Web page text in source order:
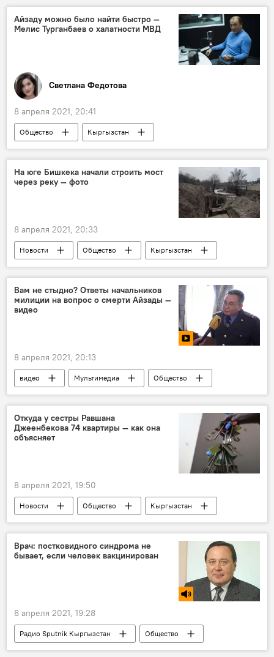
Абу-Даби
авиарейс
Айзаду можно было найти быстро —
Мелис Турганбаев о халатности МВД
Светлана Федотова
8 апреля 2021, 20:41
Общество
Кыргызстан
Происшествия
Похищение и убийство девушки в Бишкеке
преступление
На юге Бишкека начали строить мост
через реку — фото
8 апреля 2021, 20:33
Новости Общество
Кыргызстан
Бишкек
строительство мост
Вам не стыдно? Ответы начальников
милиции на вопрос о смерти Айзады —
видео
8 апреля 2021, 20:13
видео Мультимедиа
Общество
Кыргызстан
Похищение и убийство девушки в Бишкеке
Бакыт Матмусаев
Айзада Канатбекова
Откуда у сестры Равшана
Джеенбекова 74 квартиры — как она
объясняет
8 апреля 2021, 19:50
Новости Общество
Кыргызстан
Бишкек
суд
имущество
Врач: постковидного синдрома не
бывает, если человек вакцинирован
8 апреля 2021, 19:28
Радио Sputnik Кыргызстан
Общество
коронавирус
реабилитация